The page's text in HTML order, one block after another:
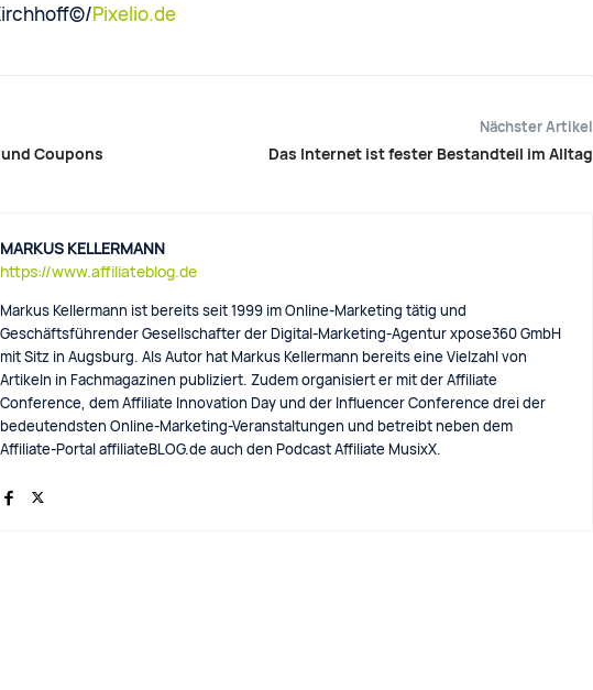
Pixelio.de
Coupons
Nächster Artikel
Das Internet ist fester Bestandteil im Alltag
MARKUS KELLERMANN
https://www.affiliateblog.de
Markus Kellermann ist bereits seit 1999 im Online-Marketing tätig und
Geschäftsführender Gesellschafter der Digital-Marketing-Agentur xpose360 GmbH
mit Sitz in Augsburg. Als Autor hat Markus Kellermann bereits eine Vielzahl von
Artikeln in Fachmagazinen publiziert. Zudem organisiert er mit der Affiliate
Conference, dem Affiliate Innovation Day und der Influencer Conference drei der
bedeutendsten Online-Marketing-Veranstaltungen und betreibt neben dem
Affiliate-Portal affiliateBLOG.de auch den Podcast Affiliate MusixX.